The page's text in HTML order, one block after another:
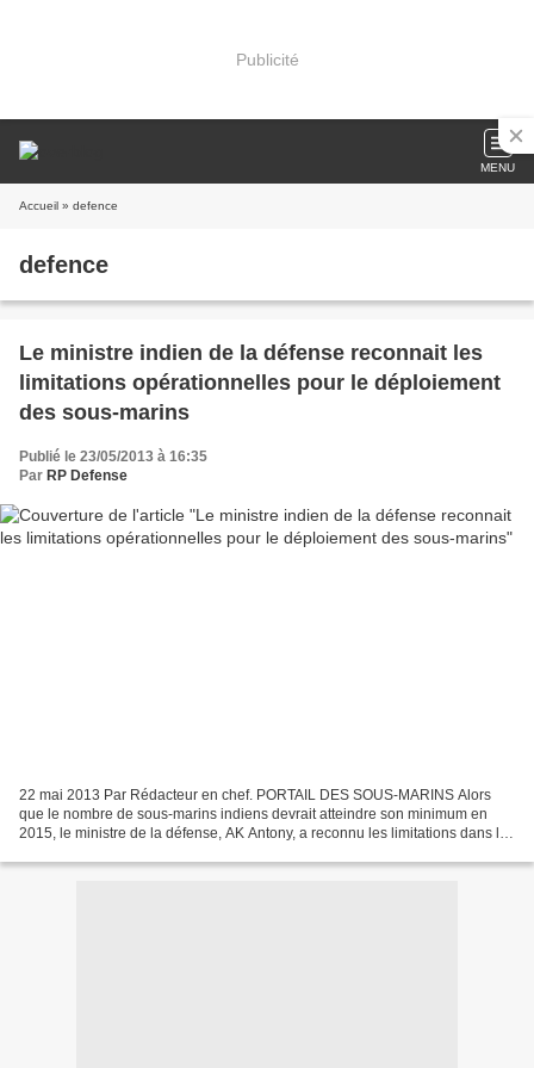
Publicité
MENU
Accueil » defence
defence
Le ministre indien de la défense reconnait les
limitations opérationnelles pour le déploiement
des sous-marins
Publié le 23/05/2013 à 16:35
Par RP Defense
22 mai 2013 Par Rédacteur en chef. PORTAIL DES SOUS-MARINS Alors
que le nombre de sous-marins indiens devrait atteindre son minimum en
2015, le ministre de la défense, AK Antony, a reconnu les limitations dans la